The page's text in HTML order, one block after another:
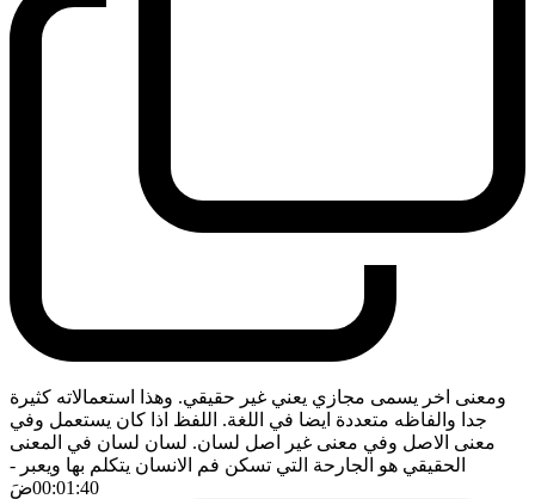
ومعنى اخر يسمى مجازي يعني غير حقيقي. وهذا استعمالاته كثيرة
جدا والفاظه متعددة ايضا في اللغة. اللفظ اذا كان يستعمل وفي
معنى الاصل وفي معنى غير اصل لسان. لسان لسان في المعنى
الحقيقي هو الجارحة التي تسكن فم الانسان يتكلم بها ويعبر -
00:01:40ضَ